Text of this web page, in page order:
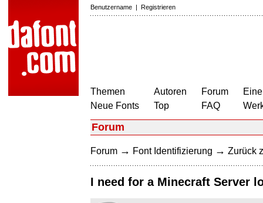
Benutzername | Registrieren
Themen
Neue Fonts
Autoren
Top
Forum
FAQ
Forum
Forum → Font Identifizierung → Zurück
I need for a Minecraft Server